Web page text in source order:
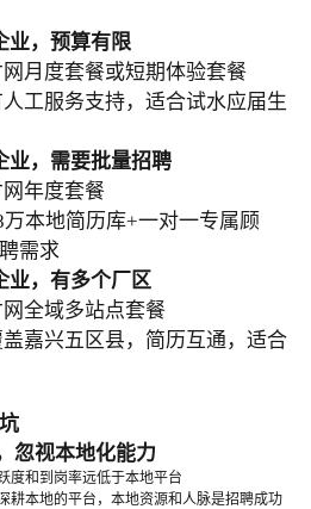
业，预算有限
月度套餐或短期体验套餐
工服务支持，适合试水应届生
业，需要批量招聘
年度套餐
本地简历库+一对一专属顾
需求
业，有多个厂区
全域多站点套餐
嘉兴五区县，简历互通，适合
忽视本地化能力
度和到岗率远低于本地平台
耕本地的平台，本地资源和人脉是招聘成功